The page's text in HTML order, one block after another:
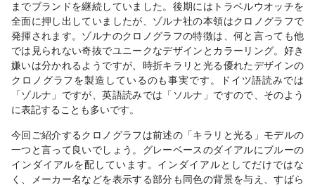
までブランドを継続していました。後期にはトラベルウオッチを
全面に押し出していましたが、ゾルナ社の本領はクロノグラフで
発揮されます。ゾルナのクロノグラフの特徴は、何と言っても他
では見られない奇抜でユニークなデザインとカラーリング。好き
嫌いは分かれるようですが、時折キラリと光る優れたデザインの
クロノグラフを製造しているのも事実です。ドイツ語読みでは
「ゾルナ」ですが、英語読みでは「ソルナ」ですので、そのよう
に表記することも多いです。
今回ご紹介するクロノグラフは前述の「キラリと光る」モデルの
一つと言って良いでしょう。グレーベースのダイアルにブルーの
インダイアルを配しています。インダイアルとしてだけではな
く、メーカー名などを表示する部分も同色の背景を与え、すばら